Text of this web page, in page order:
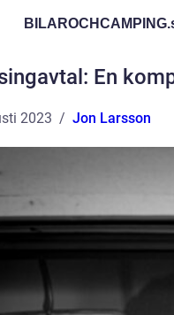
BILAROCHCAMPING.
En
2023 Jon Larsson